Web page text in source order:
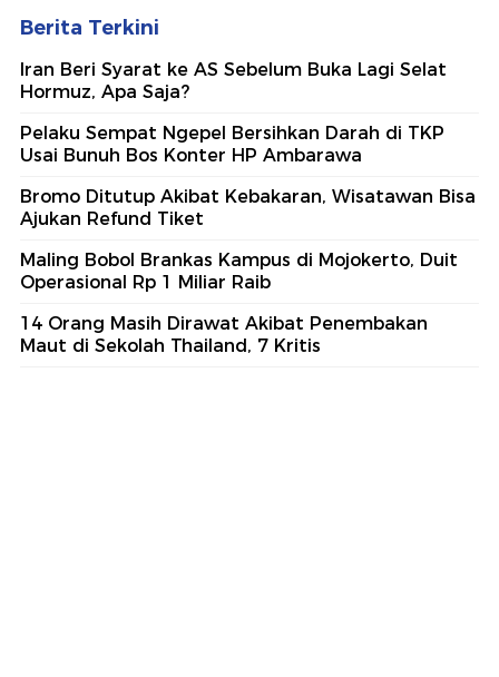
Berita Terkini
Iran Beri Syarat ke AS Sebelum Buka Lagi Selat
Hormuz, Apa Saja?
Pelaku Sempat Ngepel Bersihkan Darah di TKP
Usai Bunuh Bos Konter HP Ambarawa
Bromo Ditutup Akibat Kebakaran, Wisatawan Bisa
Ajukan Refund Tiket
Maling Bobol Brankas Kampus di Mojokerto, Duit
Operasional Rp 1 Miliar Raib
14 Orang Masih Dirawat Akibat Penembakan
Maut di Sekolah Thailand, 7 Kritis